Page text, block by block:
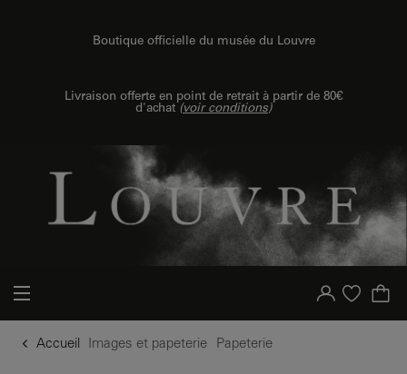
Boutique officielle du musée du Louvre
Livraison offerte en point de retrait à partir de 80€
d'achat (voir conditions)
Votre compte
Liste d'achat
Accueil Images et papeterie Papeterie